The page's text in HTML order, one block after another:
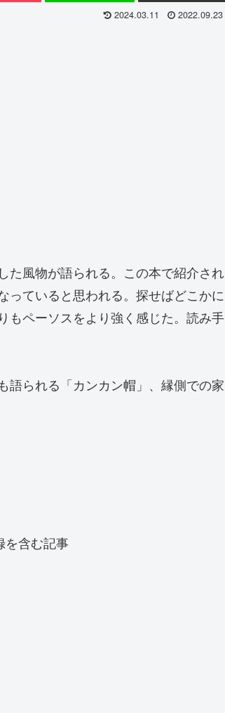
2024.03.11 2022.09.23
た風物が語られる。この本で紹介され
っていると思われる。探せばどこかに
もペーソスをより強く感じた。読み手
語られる「カンカン帽」、縁側での家
を含む記事